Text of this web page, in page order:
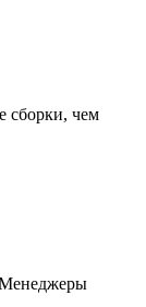
сборки, чем
Менеджеры